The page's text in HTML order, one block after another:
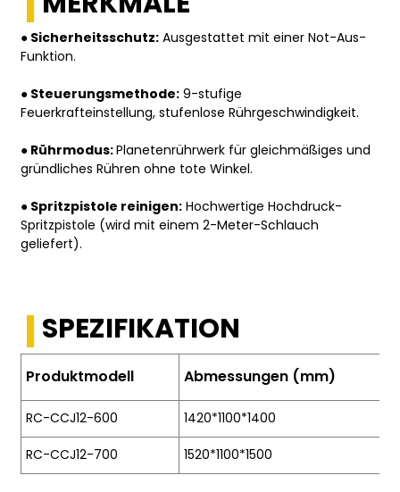
● Sicherheitsschutz:Ausgestattet mit einer Not-Aus-
Funktion.
● Steuerungsmethode:9-stufige
Feuerkrafteinstellung, stufenlose Rührgeschwindigkeit.
● Rührmodus:Planetenrührwerk für gleichmäßiges und
gründliches Rühren ohne tote Winkel.
● Spritzpistole reinigen:Hochwertige Hochdruck-
Spritzpistole (wird mit einem 2-Meter-Schlauch
geliefert).
SPEZIFIKATION
Produktmodell Abmessungen (mm)
RC-CCJ12-600 1420*1100*1400
RC-CCJ12-700 1520*1100*1500